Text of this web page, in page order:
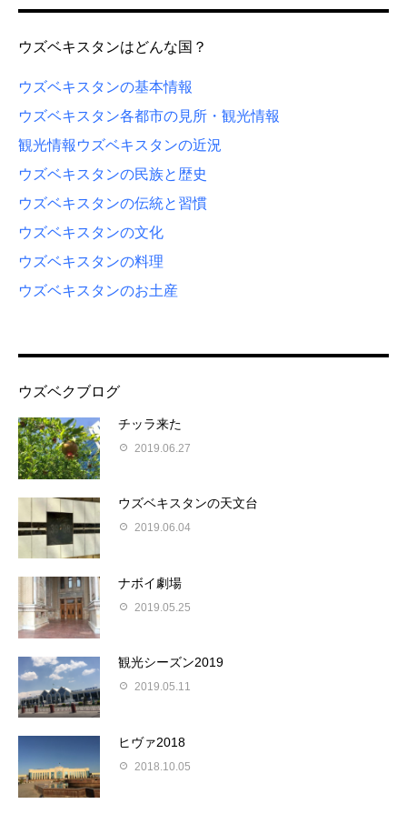
ウズベキスタンはどんな国？
ウズベキスタンの基本情報
ウズベキスタン各都市の見所・観光情報
観光情報 ウズベキスタンの近況
ウズベキスタンの民族と歴史
ウズベキスタンの伝統と習慣
ウズベキスタンの文化
ウズベキスタンの料理
ウズベキスタンのお土産
ウズベクブログ
チッラ来た
2019.06.27
ウズベキスタンの天文台
2019.06.04
ナボイ劇場
2019.05.25
観光シーズン2019
2019.05.11
ヒヴァ2018
2018.10.05